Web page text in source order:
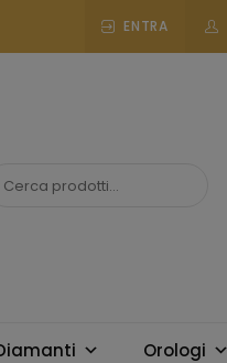
ENTRA
Orologi